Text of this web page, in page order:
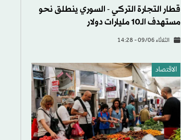
قطار التجارة التركي - السوري ينطلق نحو
مستهدف الـ10 مليارات دولار
الثلاثاء 09/06 - 14:28
الاقتصاد